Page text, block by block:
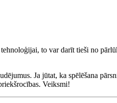
to var darīt tieši no
Ja jūtat, ka spēlēšana
Veiksmi!